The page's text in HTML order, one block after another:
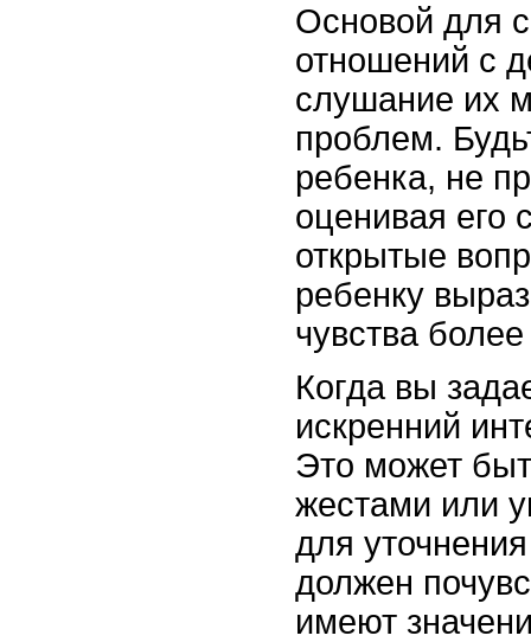
Основой для
отношений с
слушание их
проблем.
ребенка, не
оценивая его
открытые
ребенку
чувства
Когда вы
искренний
Это может
жестами или
для
должен
имеют